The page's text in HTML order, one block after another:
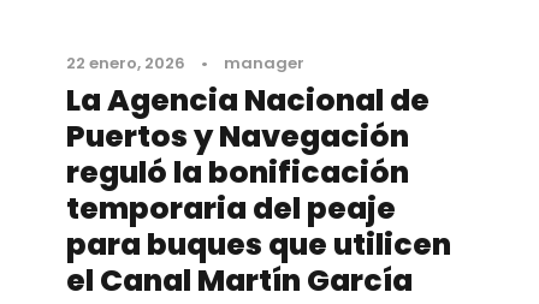
22 enero, 2026 • manager
La Agencia Nacional de
Puertos y Navegación
reguló la bonificación
temporaria del peaje
para buques que utilicen
el Canal Martín García